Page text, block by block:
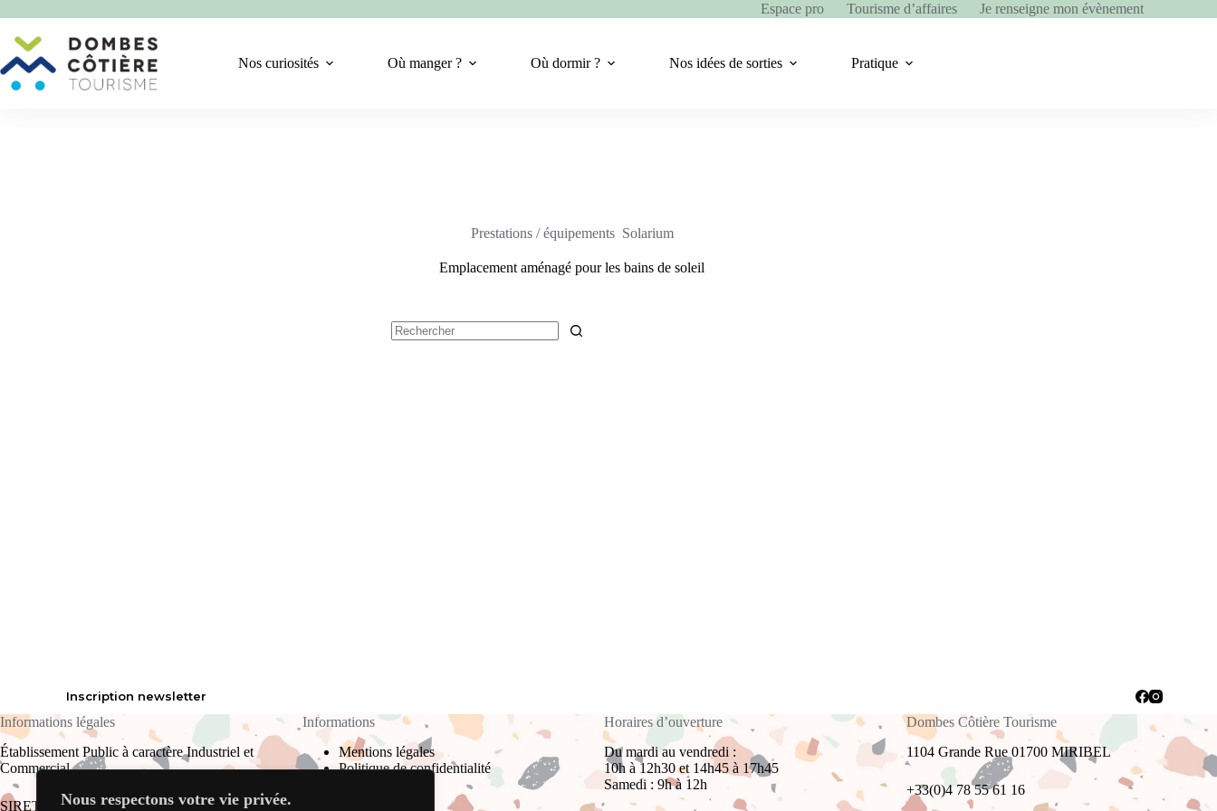
Nous respectons votre vie privée.
au
contenu
Espace pro Tourisme d’affaires Je renseigne mon évènement
Nos curiosités Où manger ? Où dormir ? Nos idées de sorties Pratique
Prestations / équipements Solarium
Emplacement aménagé pour les bains de soleil
Inscription newsletter
Informations légales
Établissement Public à caractère Industriel et
Commercial
SIRET : 823 709 910 00017 RCS Bourg-
Informations
Mentions légales
Politique de confidentialité
Horaires d’ouverture
Du mardi au vendredi :
10h à 12h30 et 14h45 à 17h45
Samedi : 9h à 12h
Dombes Côtière Tourisme
1104 Grande Rue 01700 MIRIBEL
+33(0)4 78 55 61 16